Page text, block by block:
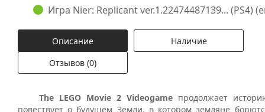
Игра Nier: Replicant ver.1.22474487139... (PS4)
Описание
Наличие
Отзывов (0)
The LEGO Movie 2 Videogame продолжает
повествует о будущем Земли, в котором земляне